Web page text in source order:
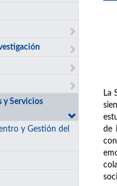
y Servicios
y Gestión del
La
de